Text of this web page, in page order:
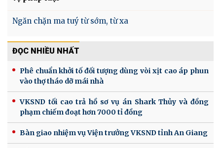
Ngăn chặn ma tuý từ sớm, từ xa
ĐỌC NHIỀU NHẤT
Phê chuẩn khởi tố đối tượng dùng vòi xịt cao áp phun
vào thợ tháo dỡ mái nhà
VKSND tối cao trả hồ sơ vụ án Shark Thủy và đồng
phạm chiếm đoạt hơn 7000 tỉ đồng
Bàn giao nhiệm vụ Viện trưởng VKSND tỉnh An Giang